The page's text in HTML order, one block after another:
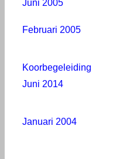
Juni 2005
Februari 2005
Koorbegeleiding
Juni 2014
Januari 2004